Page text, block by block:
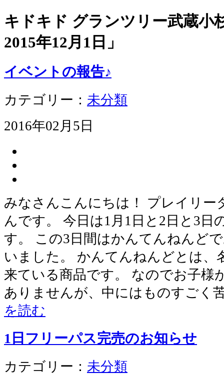
キドキド グランツリー武蔵
2015年12月1日 」
イベントの報告♪
カテゴリー： 未分類
2016年02月5日
みなさんこんにちは！ プレイリー
んです。 今日は1月1日と2日と3日
す。 この3日間はかんてんねんど
いました。 かんてんねんどとは、
来ている商品です。 なのでお子様
ありませんが、中にはものすごく
を読む
1日フリーパス完売のお知らせ
カテゴリー： 未分類